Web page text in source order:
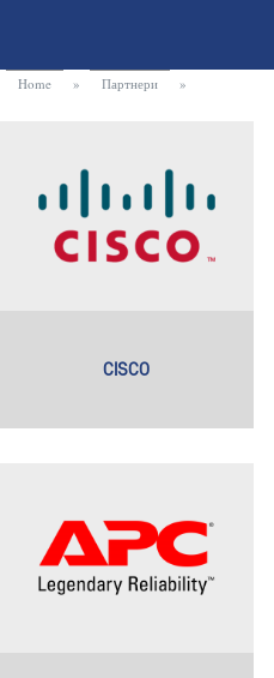
Home » Партнери »
CISCO